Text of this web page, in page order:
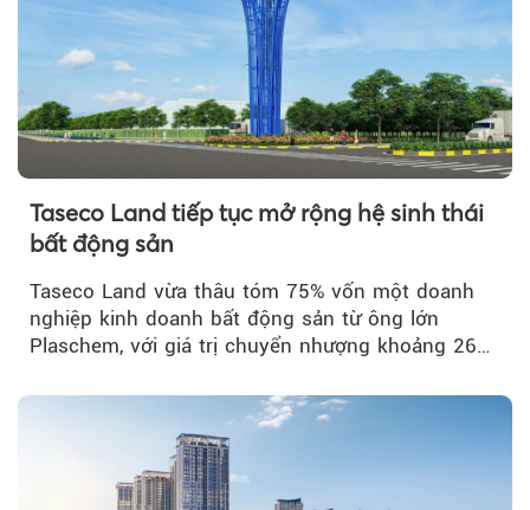
Taseco Land tiếp tục mở rộng hệ sinh thái
bất động sản
Taseco Land vừa thâu tóm 75% vốn một doanh
nghiệp kinh doanh bất động sản từ ông lớn
Plaschem, với giá trị chuyển nhượng khoảng 262